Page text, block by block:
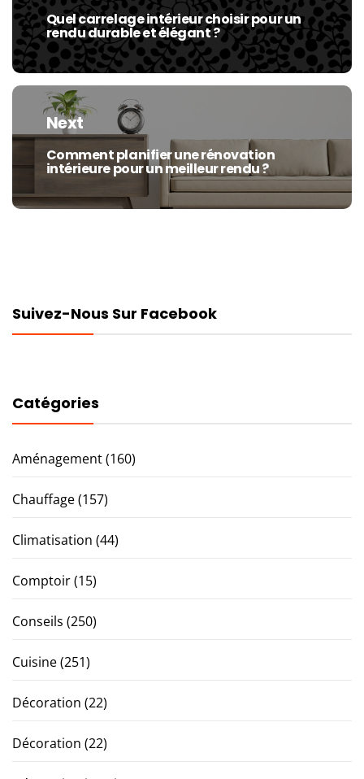
Previous
post:
Quel carrelage intérieur choisir pour un
rendu durable et élégant ?
Next
Next
post:
Comment planifier une rénovation
intérieure pour un meilleur rendu ?
Suivez-Nous Sur Facebook
Catégories
Aménagement(160)
Chauffage(157)
Climatisation (44)
Comptoir(15)
Conseils (250)
Cuisine(251)
Décoration (22)
Décoration (22)